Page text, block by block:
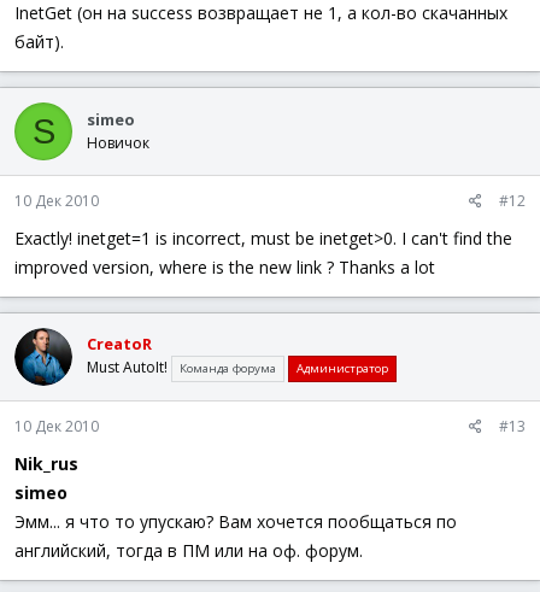
InetGet (он на success возвращает не 1, а кол-во скачанных
байт).
S simeo
Новичок
10 Дек 2010 #12
Exactly! inetget=1 is incorrect, must be inetget>0. I can't find the
improved version, where is the new link ? Thanks a lot
CreatoR
Must AutoIt! Команда форума Администратор
10 Дек 2010 #13
Nik_rus
simeo
Эмм... я что то упускаю? Вам хочется пообщаться по
английский, тогда в ПМ или на оф. форум.